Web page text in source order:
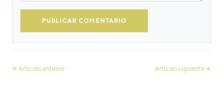
Artículo anterior
Artículo siguiente